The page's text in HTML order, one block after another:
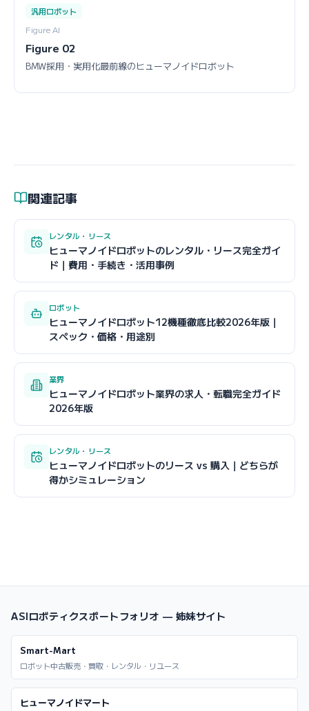
汎用ロボット
Figure AI
Figure 02
BMW採用・実用化最前線のヒューマノイドロボット
関連記事
レンタル・リース
ヒューマノイドロボットのレンタル・リース完全ガイ
ド｜費用・手続き・活用事例
ロボット
ヒューマノイドロボット12機種徹底比較2026年版｜
スペック・価格・用途別
業界
ヒューマノイドロボット業界の求人・転職完全ガイド
2026年版
レンタル・リース
ヒューマノイドロボットのリース vs 購入｜どちらが
得かシミュレーション
ASIロボティクスポートフォリオ — 姉妹サイト
Smart-Mart
ロボット中古販売・買取・レンタル・リユース
ヒューマノイドマート